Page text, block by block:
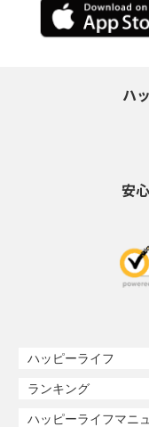
ハ
安
ハッピーライフ
ランキング
ハッピーライフマニ